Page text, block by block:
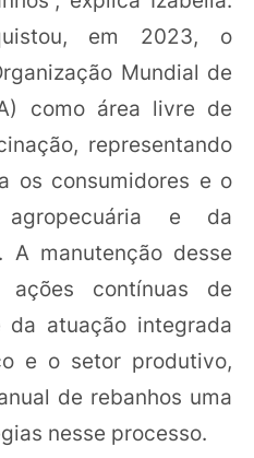
em 2023, o
Mundial de
como área livre de
representando
os consumidores e o
e da
A manutenção desse
contínuas de
atuação integrada
e o setor produtivo,
de rebanhos uma
nesse processo.